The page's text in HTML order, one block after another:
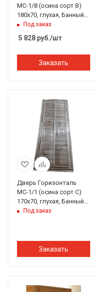
МС-1/8 (осина сорт В)
180х70, глухая, Банный
Эксперт
Под заказ
5 828 руб./шт
Заказать
Дверь Горизонталь
МС-1/1 (осина сорт С)
170х70, глухая, Банный
Перец
Под заказ
Заказать